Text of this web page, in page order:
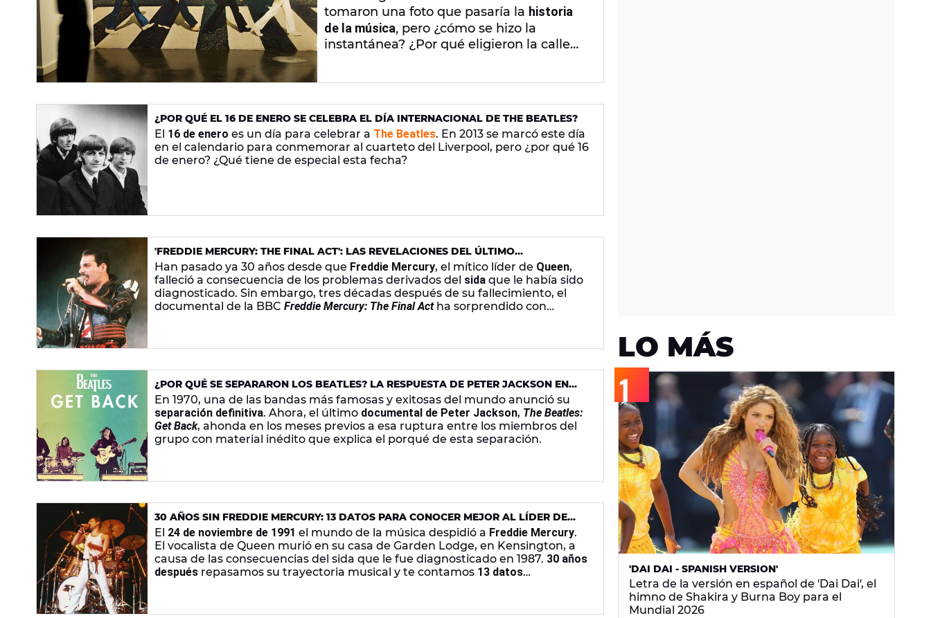
tomaron una foto que pasaría la historia
de la música, pero ¿cómo se hizo la
instantánea? ¿Por qué eligieron la calle
detrás de lamítica portada.
¿POR QUÉ EL 16 DE ENERO SE CELEBRA EL DÍA INTERNACIONAL DE THE BEATLES?
El 16 de enero es un día para celebrar a The Beatles. En 2013 se marcó este día
en el calendario para conmemorar al cuarteto del Liverpool, pero ¿por qué 16
de enero? ¿Qué tiene de especial esta fecha?
'FREDDIE MERCURY: THE FINAL ACT': LAS REVELACIONES DEL ÚLTIMO
DOCUMENTAL DEL LÍDER DE QUEEN
Han pasado ya 30 años desde que Freddie Mercury, el mítico líder de Queen,
falleció a consecuencia de los problemas derivados del sida que le había sido
diagnosticado. Sin embargo, tres décadas después de su fallecimiento, el
documental de la BBC Freddie Mercury: The Final Actha sorprendido con
¿POR QUÉ SE SEPARARON LOS BEATLES? LA RESPUESTA DE PETER JACKSON EN
'THE BEATLES: GET BACK'
En 1970, una de las bandas más famosas y exitosas del mundo anunció su
separación definitiva. Ahora, el último documental de Peter Jackson, The Beatles:
Get Back, ahonda en los meses previos a esa ruptura entre los miembros del
grupo con material inédito que explica el porqué de esta separación.
30 AÑOS SIN FREDDIE MERCURY: 13 DATOS PARA CONOCER MEJOR AL LÍDER DE
QUEEN
El 24 de noviembre de 1991 el mundo de la música despidió a Freddie Mercury.
El vocalista de Queen murió en su casa de Garden Lodge, en Kensington, a
causa de las consecuencias del sida que le fue diagnosticado en 1987. 30 años
después repasamos su trayectoria musical y te contamos 13 datos
LO MÁS
'DAI DAI - SPANISH VERSION'
Letra de la versión en español de 'Dai Dai', el
himno de Shakira y Burna Boy para el
Mundial 2026